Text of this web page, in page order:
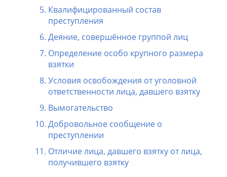
Квалифицированный состав
преступления
Деяние, совершённое группой лиц
Определение особо крупного размера
взятки
Условия освобождения от уголовной
ответственности лица, давшего взятку
Вымогательство
Добровольное сообщение о
преступлении
Отличие лица, давшего взятку от лица,
получившего взятку